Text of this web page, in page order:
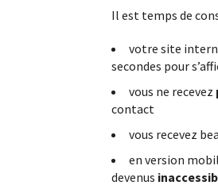
Il est temps de
votre site
secondes pour
vous ne recevez
contact
vous recevez
en version
devenus